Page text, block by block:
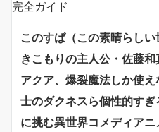
このすば（この素晴らし
きこもりの主人公・佐藤
アクア、爆裂魔法しか使
士のダクネスら個性的す
に挑む異世界コメディアニ